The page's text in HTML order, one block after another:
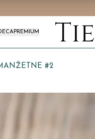
PREMIUM
#2